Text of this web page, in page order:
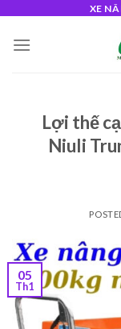
content
XE
Lợi thế
Niuli
05
Th1